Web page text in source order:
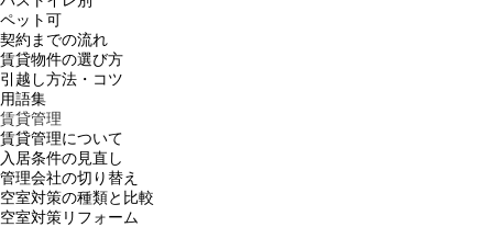
ペット可
契約までの流れ
賃貸物件の選び方
引越し方法・コツ
用語集
賃貸管理
賃貸管理について
入居条件の見直し
管理会社の切り替え
空室対策の種類と比較
空室対策リフォーム